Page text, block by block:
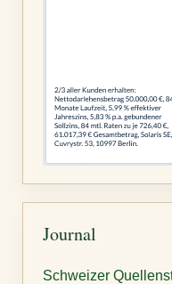
Journal
Schweizer